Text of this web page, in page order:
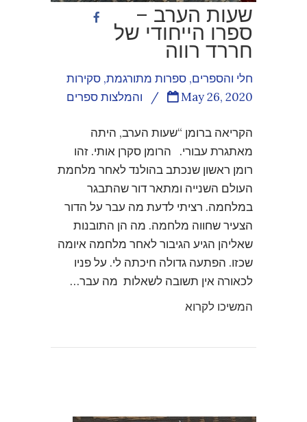
שעות הערב –
ספרו הייחודי של
חררד רווה
חלי והספרים, ספרות מתורגמת, סקירות
והמלצות ספרים
/ May 26, 2020
הקריאה ברומן “שעות הערב, היתה
מאתגרת עבורי. הרומן סקרן אותי. זהו
רומן ראשון שנכתב בהולנד לאחר מלחמת
העולם השנייה ומתאר דור שהתבגר
במלחמה. רציתי לדעת מה עבר על הדור
הצעיר שחווה מלחמה. מה הן התובנות
שאליהן הגיע הגיבור לאחר מלחמה איומה
שכזו. הפתעה גדולה חיכתה לי. על פניו
לכאורה אין תשובה לשאלות מה עבר…
המשיכו לקרוא